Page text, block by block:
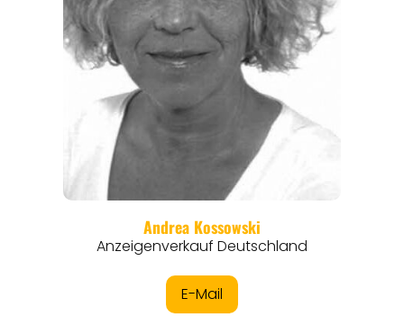
THEMEN
ANGEBOTE